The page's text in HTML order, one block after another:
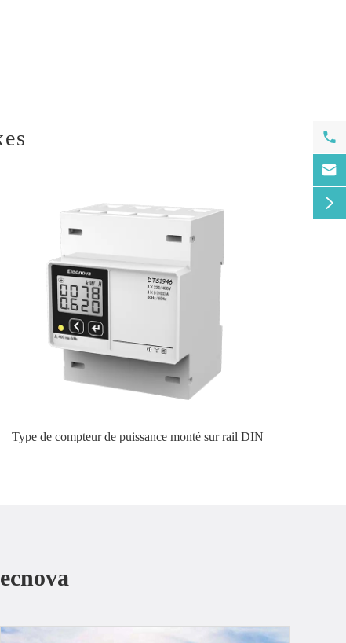
Type de compteur de puissance monté sur rail DIN


